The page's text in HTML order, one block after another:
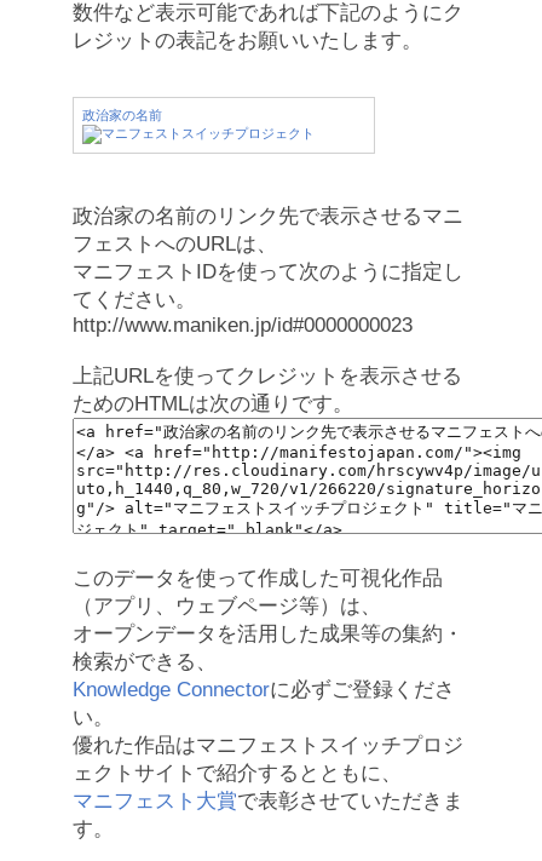
数件など表示可能であれば下記のようにク
レジットの表記をお願いいたします。
政治家の名前
政治家の名前のリンク先で表示させるマニ
フェストへのURLは、
マニフェストIDを使って次のように指定し
てください。
http://www.maniken.jp/id#0000000023
上記URLを使ってクレジットを表示させる
ためのHTMLは次の通りです。
このデータを使って作成した可視化作品
（アプリ、ウェブページ等）は、
オープンデータを活用した成果等の集約・
検索ができる、
Knowledge Connectorに必ずご登録くださ
い。
優れた作品はマニフェストスイッチプロジ
ェクトサイトで紹介するとともに、
マニフェスト大賞で表彰させていただきま
す。